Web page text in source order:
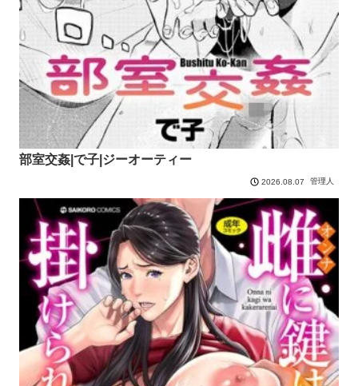
部室交姦|で子|ジーオーティー
2026.08.07 管理人